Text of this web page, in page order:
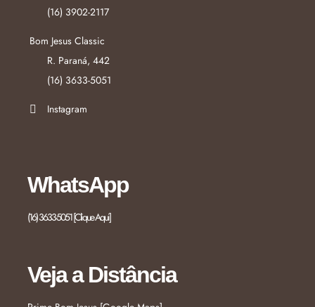
(16) 3902-2117
Bom Jesus Classic
R. Paraná, 442
(16) 3633-5051
Instagram
WhatsApp
(16) 3633-5051 [Clique Aqui]
Veja a Distância